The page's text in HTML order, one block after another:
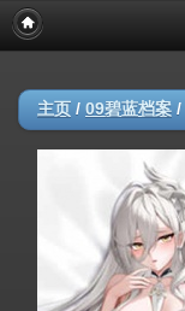
主页 / 09碧蓝档案 /